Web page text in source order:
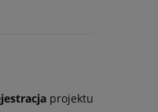
projektu